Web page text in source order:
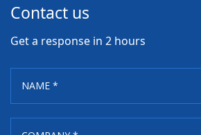
Contact us
Get a response in 2 hours